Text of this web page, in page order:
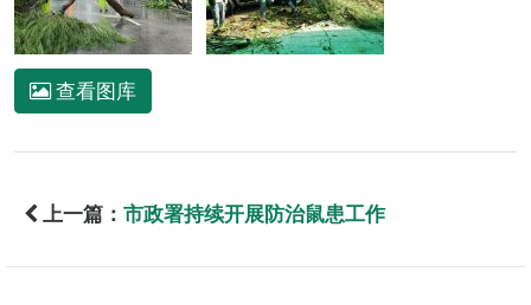
查看图库
上一篇： 市政署持续开展防治鼠患工作